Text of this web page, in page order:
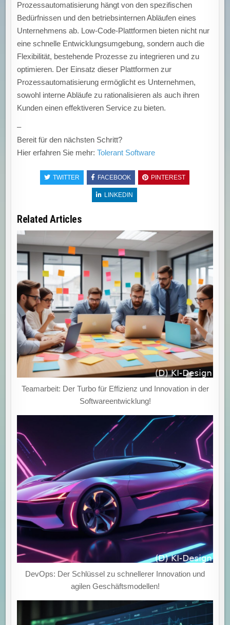
Prozessautomatisierung hängt von den spezifischen
Bedürfnissen und den betriebsinternen Abläufen eines
Unternehmens ab. Low-Code-Plattformen bieten nicht nur
eine schnelle Entwicklungsumgebung, sondern auch die
Flexibilität, bestehende Prozesse zu integrieren und zu
optimieren. Der Einsatz dieser Plattformen zur
Prozessautomatisierung ermöglicht es Unternehmen,
sowohl interne Abläufe zu rationalisieren als auch ihren
Kunden einen effektiveren Service zu bieten.
–
Bereit für den nächsten Schritt?
Hier erfahren Sie mehr:Tolerant Software
TWITTER FACEBOOK PINTEREST
LINKEDIN
Related Articles
Teamarbeit: Der Turbo für Effizienz und Innovation in der
Softwareentwicklung!
DevOps: Der Schlüssel zu schnellerer Innovation und
agilen Geschäftsmodellen!